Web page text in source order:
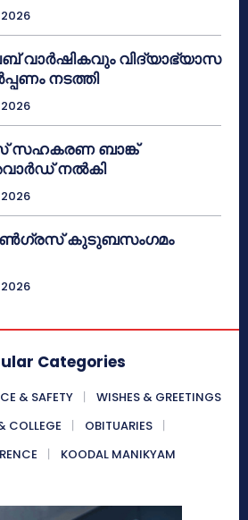
വാർഷികവും വിദ്യാഭ്യാസ
നടത്തി
സഹകരണ ബാങ്ക്
നൽകി
കുടുബസംഗമം
Categories
& SAFETY
WISHES & GREETINGS
COLLEGE
OBITUARIES
KOODAL MANIKYAM